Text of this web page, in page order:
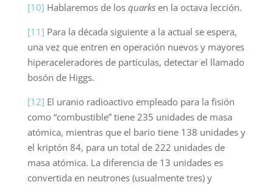
[10] Hablaremos de los quarksen la octava lección.
[11] Para la década siguiente a la actual se espera,
una vez que entren en operación nuevos y mayores
hiperaceleradores de partículas, detectar el llamado
bosón de Higgs.
[12] El uranio radioactivo empleado para la fisión
como “combustible” tiene 235 unidades de masa
atómica, mientras que el bario tiene 138 unidades y
el kriptón 84, para un total de 222 unidades de
masa atómica. La diferencia de 13 unidades es
convertida en neutrones (usualmente tres) y